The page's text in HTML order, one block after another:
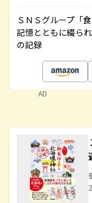
ＳＮＳグループ「
記憶とともに綴ら
の記録
AD